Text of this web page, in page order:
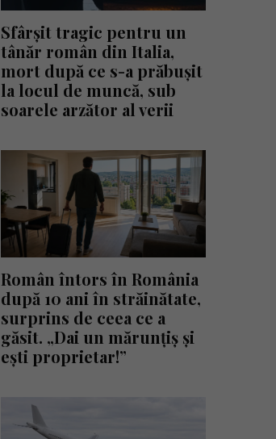
Sfârșit tragic pentru un
tânăr român din Italia,
mort după ce s-a prăbușit
la locul de muncă, sub
soarele arzător al verii
Român întors în România
după 10 ani în străinătate,
surprins de ceea ce a
găsit. „Dai un mărunțiș și
ești proprietar!”